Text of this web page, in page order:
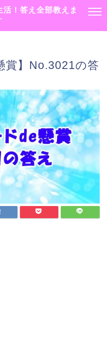
！答え全部教えま
賞】No.3021の答